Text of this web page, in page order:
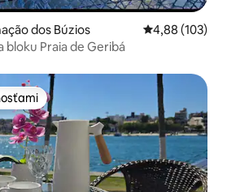
dos Búzios Priemerné
4,88 (103)
bloku Praia de Geribá
hosťami